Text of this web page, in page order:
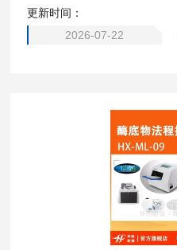
更新时间：
2026-07-22